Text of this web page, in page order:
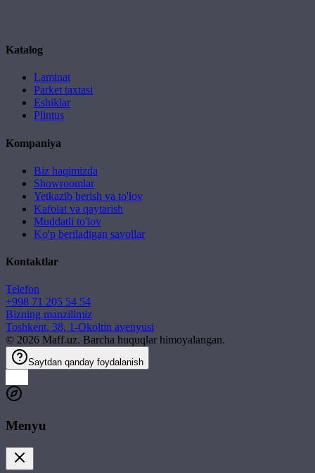
Katalog
Laminat
Parket taxtasi
Eshiklar
Plintus
Kompaniya
Biz haqimizda
Showroomlar
Yetkazib berish va to'lov
Kafolat va qaytarish
Muddatli to'lov
Ko'p beriladigan savollar
Kontaktlar
Telefon
+998 71 205 54 54
Bizning manzilimiz
Toshkent, 38, 1-Okoltin avenyusi
© 2026 Maff.uz. Barcha huquqlar himoyalangan.
Saytdan qanday foydalanish
Menyu